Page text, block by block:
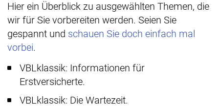
Hier ein Überblick zu ausgewählten Themen, die
wir für Sie vorbereiten werden. Seien Sie
gespannt und schauen Sie doch einfach mal
vorbei.
VBLklassik: Informationen für
Erstversicherte.
VBLklassik: Die Wartezeit.